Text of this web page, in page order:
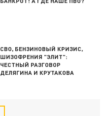
СВО, БЕНЗИНОВЫЙ КРИЗИС,
ШИЗОФРЕНИЯ "ЭЛИТ":
ЧЕСТНЫЙ РАЗГОВОР
ДЕЛЯГИНА И КРУТАКОВА